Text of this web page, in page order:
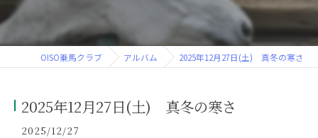
OISO乗馬クラブ アルバム 2025年12月27日(土) 真冬の寒さ
2025年12月27日(土) 真冬の寒さ
2025/12/27